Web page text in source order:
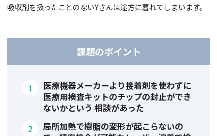
吸収剤を扱ったことのないYさんは途方に暮れてしまいます。
課題のポイント
医療機器メーカーより接着剤を使わずに
医療用検査キットのチップの封止ができ
ないかという 相談があった
局所加熱で樹脂の変形が起こらないの